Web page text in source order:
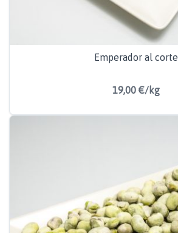
Emperador al corte
19,00 €/kg